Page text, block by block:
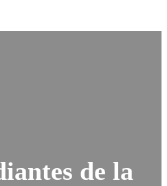
de la